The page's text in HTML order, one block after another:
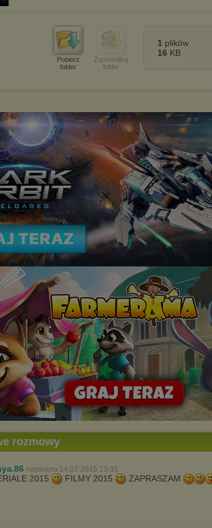
Pobierz
folder
Zachomikuj
folder
1 plików
16 KB
rozmowy
napisano 14.07.2015 13:31
2015 FILMY 2015 ZAPRASZAM